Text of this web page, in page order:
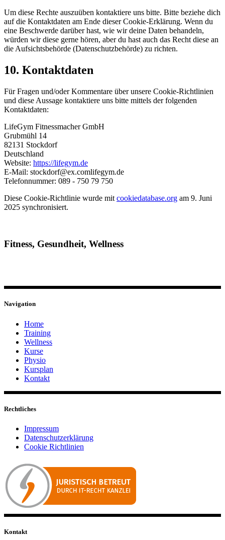
Um diese Rechte auszuüben kontaktiere uns bitte. Bitte beziehe dich
auf die Kontaktdaten am Ende dieser Cookie-Erklärung. Wenn du
eine Beschwerde darüber hast, wie wir deine Daten behandeln,
würden wir diese gerne hören, aber du hast auch das Recht diese an
die Aufsichtsbehörde (Datenschutzbehörde) zu richten.
10. Kontaktdaten
Für Fragen und/oder Kommentare über unsere Cookie-Richtlinien
und diese Aussage kontaktiere uns bitte mittels der folgenden
Kontaktdaten:
LifeGym Fitnessmacher GmbH
Grubmühl 14
82131 Stockdorf
Deutschland
Website: https://lifegym.de
E-Mail: stockdorf@ex.comlifegym.de
Telefonnummer: 089 - 750 79 750
Diese Cookie-Richtlinie wurde mit cookiedatabase.org am 9. Juni
2025 synchronisiert.
Fitness, Gesundheit, Wellness
Navigation
Home
Training
Wellness
Kurse
Physio
Kursplan
Kontakt
Rechtliches
Impressum
Datenschutzerklärung
Cookie Richtlinien
Kontakt